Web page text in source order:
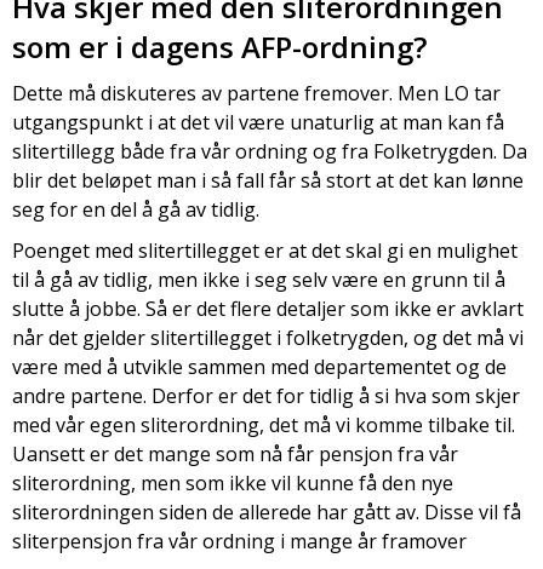
som er i dagens AFP-ordning?
Dette må diskuteres av partene fremover. Men LO tar
utgangspunkt i at det vil være unaturlig at man kan få
slitertillegg både fra vår ordning og fra Folketrygden. Da
blir det beløpet man i så fall får så stort at det kan lønne
seg for en del å gå av tidlig.
Poenget med slitertillegget er at det skal gi en mulighet
til å gå av tidlig, men ikke i seg selv være en grunn til å
slutte å jobbe. Så er det flere detaljer som ikke er avklart
når det gjelder slitertillegget i folketrygden, og det må vi
være med å utvikle sammen med departementet og de
andre partene. Derfor er det for tidlig å si hva som skjer
med vår egen sliterordning, det må vi komme tilbake til.
Uansett er det mange som nå får pensjon fra vår
sliterordning, men som ikke vil kunne få den nye
sliterordningen siden de allerede har gått av. Disse vil få
sliterpensjon fra vår ordning i mange år framover